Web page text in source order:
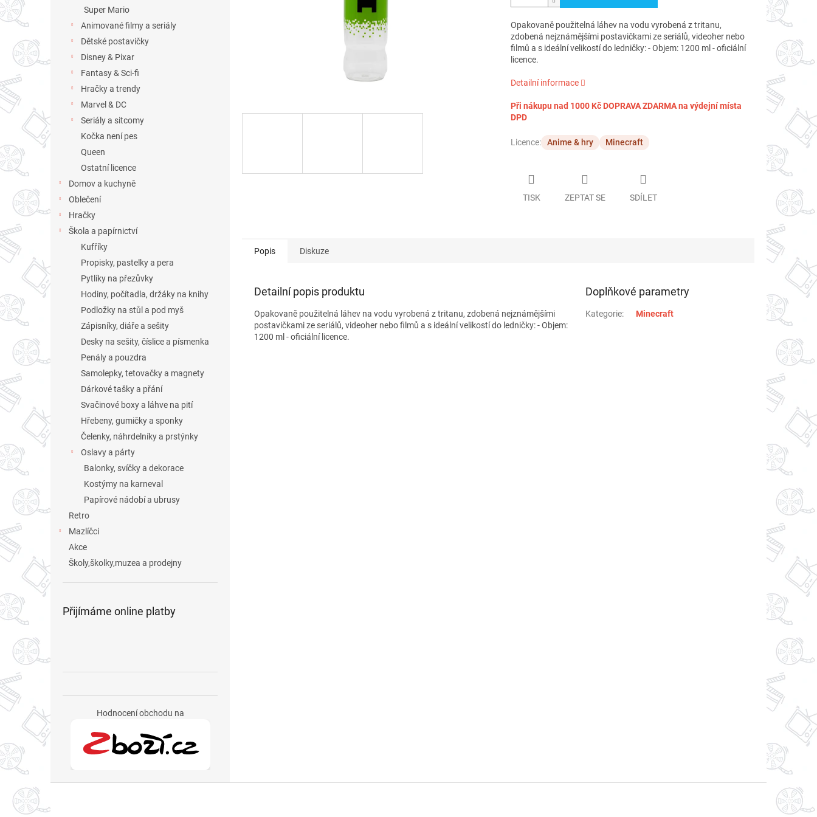
Super Mario
Animované filmy a seriály
Dětské postavičky
Disney & Pixar
Fantasy & Sci-fi
Hračky a trendy
Marvel & DC
Seriály a sitcomy
Kočka není pes
Queen
Ostatní licence
Domov a kuchyně
Oblečení
Hračky
Škola a papírnictví
Kufříky
Propisky, pastelky a pera
Pytlíky na přezůvky
Hodiny, počítadla, držáky na knihy
Podložky na stůl a pod myš
Zápisníky, diáře a sešity
Desky na sešity, číslice a písmenka
Penály a pouzdra
Samolepky, tetovačky a magnety
Dárkové tašky a přání
Svačinové boxy a láhve na pití
Hřebeny, gumičky a sponky
Čelenky, náhrdelníky a prstýnky
Oslavy a párty
Balonky, svíčky a dekorace
Kostýmy na karneval
Papírové nádobí a ubrusy
Retro
Mazlíčci
Akce
Školy,školky,muzea a prodejny
Přijímáme online platby
Hodnocení obchodu na
Opakovaně použitelná láhev na vodu vyrobená z tritanu,
zdobená nejznámějšími postavičkami ze seriálů, videoher nebo
filmů a s ideální velikostí do ledničky: - Objem: 1200 ml - oficiální
licence.
Detailní informace
Při nákupu nad 1000 Kč DOPRAVA ZDARMA na výdejní místa
DPD
Licence: Anime & hry Minecraft
TISK ZEPTAT SE SDÍLET
Popis Diskuze
Detailní popis produktu
Opakovaně použitelná láhev na vodu vyrobená z tritanu, zdobená nejznámějšími
postavičkami ze seriálů, videoher nebo filmů a s ideální velikostí do ledničky: - Objem:
1200 ml - oficiální licence.
Doplňkové parametry
Kategorie: Minecraft